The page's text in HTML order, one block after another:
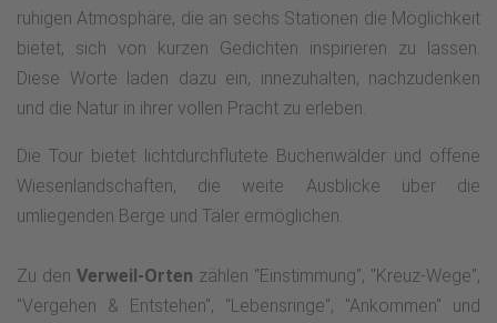
ruhigen Atmosphäre, die an sechs Stationen die Möglichkeit
bietet, sich von kurzen Gedichten inspirieren zu lassen.
Diese Worte laden dazu ein, innezuhalten, nachzudenken
und die Natur in ihrer vollen Pracht zu erleben.
Die Tour bietet lichtdurchflutete Buchenwälder und offene
Wiesenlandschaften, die weite Ausblicke über die
umliegenden Berge und Täler ermöglichen.
Zu den Verweil-Orten zählen "Einstimmung", "Kreuz-Wege",
"Vergehen & Entstehen", "Lebensringe", "Ankommen" und